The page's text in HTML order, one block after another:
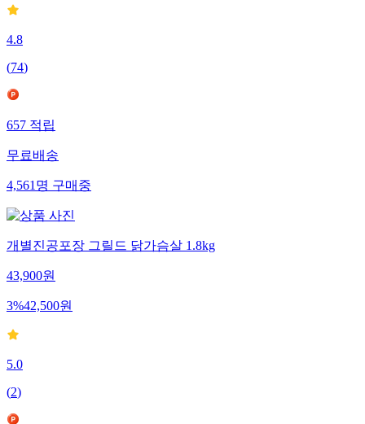
4.8
(74)
657적립
무료배송
4,561명구매중
개별진공포장 그릴드 닭가슴살 1.8kg
43,900원
3%42,500원
5.0
(2)